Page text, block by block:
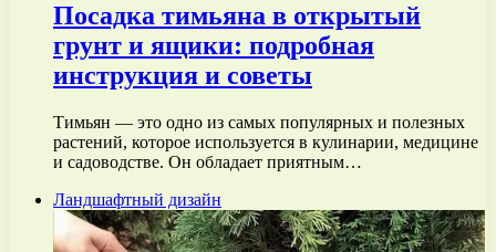
Посадка тимьяна в открытый
грунт и ящики: подробная
инструкция и советы
Тимьян — это одно из самых популярных и полезных
растений, которое используется в кулинарии, медицине
и садоводстве. Он обладает приятным…
Ландшафтный дизайн